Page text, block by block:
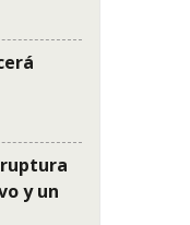
ruptura
y un